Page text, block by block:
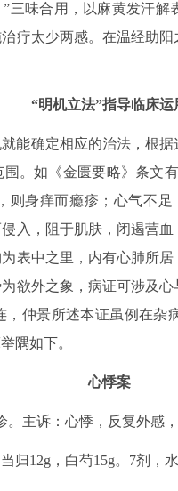
三味合用，以麻黄发汗
疗太少两感。在温经助
“明机立法”指导临床运
能确定相应的治法，根
。如《金匮要略》条文
则身痒而瘾疹；心气不
入，阻于肌肤，闭遏营
表中之里，内有心肺所
欲外之象，病证可涉及
仲景所述本证虽例在杂
隅如下。
心悸案
。主诉：心悸，反复外感
归12g，白芍15g。7剂，